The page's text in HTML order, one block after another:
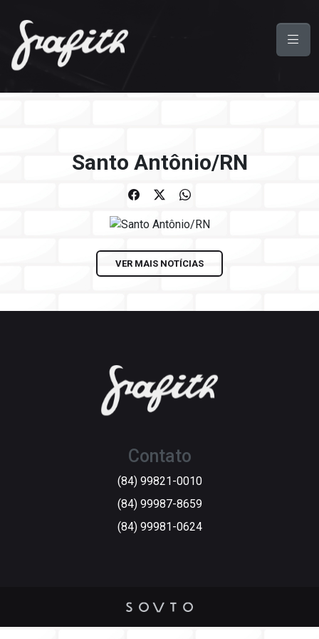
Santo Antônio/RN
VER MAIS NOTÍCIAS
Contato
(84) 99821-0010
(84) 99987-8659
(84) 99981-0624